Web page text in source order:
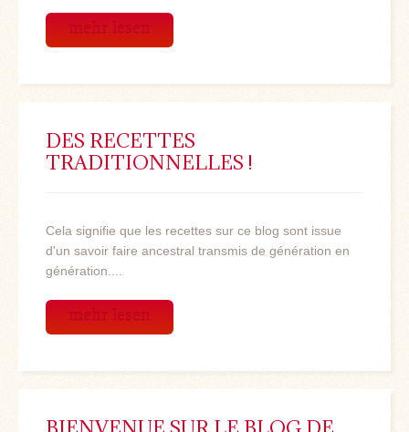
mehr lesen
DES RECETTES
TRADITIONNELLES !
Cela signifie que les recettes sur ce blog sont issue
d'un savoir faire ancestral transmis de génération en
génération....
mehr lesen